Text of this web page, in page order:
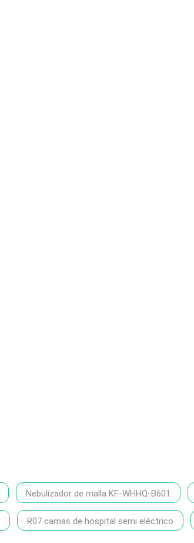
Nebulizador de malla KF-WHHQ-B601
R07 camas de hospital semi eléctrico